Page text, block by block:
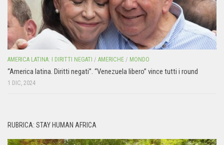
AMERICA LATINA: I DIRITTI NEGATI / AMERICHE / MONDO
“America latina. Diritti negati”. “Venezuela libero” vince tutti i round
1 DIC, 2024
RUBRICA: STAY HUMAN AFRICA